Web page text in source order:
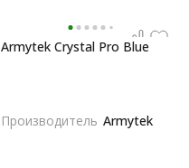
Armytek Crystal Pro Blue
Производитель Armytek